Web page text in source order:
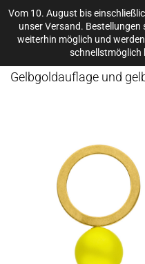
Vom 10. August bis
unser Versand.
weiterhin möglich und
schnellstmöglich
DOLL UP SIS­TER –
Gelb­gold­auf­la­ge und